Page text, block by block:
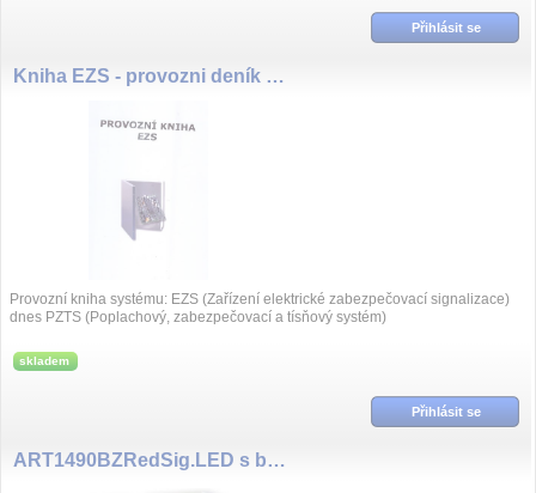
Přihlásit se
Kniha EZS - provozni deník EZS
Provozní kniha systému: EZS (Zařízení elektrické zabezpečovací signalizace)
dnes PZTS (Poplachový, zabezpečovací a tísňový systém)
skladem
Přihlásit se
ART1490BZRedSig.LED s bzucakem